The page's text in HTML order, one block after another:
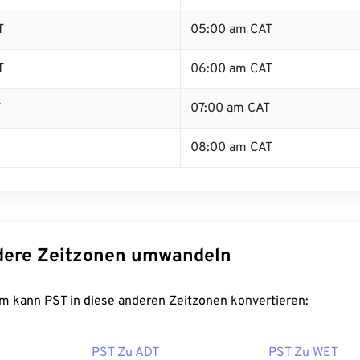
05:00 am CAT
06:00 am CAT
07:00 am CAT
08:00 am CAT
Zeitzonen umwandeln
kann PST in diese anderen Zeitzonen konvertieren:
PST Zu ADT PST Zu WET